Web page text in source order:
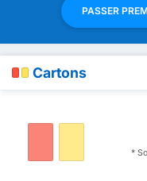
PASSER
Cartons
*